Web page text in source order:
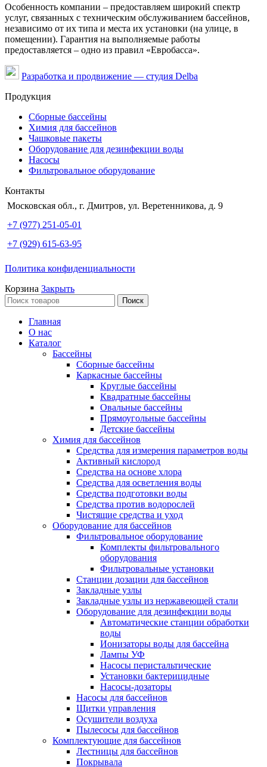
Особенность компании – предоставляем широкий спектр
услуг, связанных с техническим обслуживанием бассейнов,
независимо от их типа и места их установки (на улице, в
помещении). Гарантия на выполняемые работы
предоставляется – одно из правил «Евробасса».
Разработка и продвижение — студия Delba
Продукция
Сборные бассейны
Химия для бассейнов
Чашковые пакеты
Оборудование для дезинфекции воды
Насосы
Фильтровальное оборудование
Контакты
Московская обл., г. Дмитров, ул. Веретенникова, д. 9
+7 (977) 251-05-01
+7 (929) 615-63-95
Политика конфиденциальности
Корзина Закрыть
Поиск
Главная
О нас
Каталог
Бассейны
Сборные бассейны
Каркасные бассейны
Круглые бассейны
Квадратные бассейны
Овальные бассейны
Прямоугольные бассейны
Детские бассейны
Химия для бассейнов
Средства для измерения параметров воды
Активный кислород
Средства на основе хлора
Средства для осветления воды
Средства подготовки воды
Средства против водорослей
Чистящие средства и уход
Оборудование для бассейнов
Фильтровальное оборудование
Комплекты фильтровального
оборудования
Фильтровальные установки
Станции дозации для бассейнов
Закладные узлы
Закладные узлы из нержавеющей стали
Оборудование для дезинфекции воды
Автоматические станции обработки
воды
Ионизаторы воды для бассейна
Лампы УФ
Насосы перистальтические
Установки бактерицидные
Насосы-дозаторы
Насосы для бассейнов
Щитки управления
Осушители воздуха
Пылесосы для бассейнов
Комплектующие для бассейнов
Лестницы для бассейнов
Покрывала